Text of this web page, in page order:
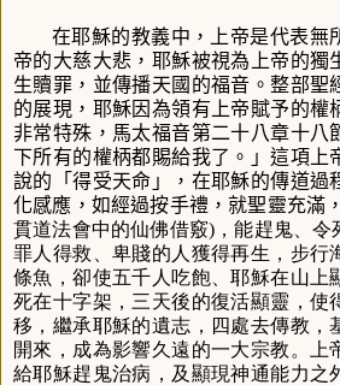
在耶穌的教義中，上帝是代表無
帝的大慈大悲，耶穌被視為上帝的獨
生贖罪，並傳播天國的福音。整部聖
的展現，耶穌因為領有上帝賦予的權
非常特殊，馬太福音第二十八章十八
下所有的權柄都賜給我了。」這項上
說的「得受天命」，在耶穌的傳道過
化感應，如經過按手禮，就聖靈充滿
貫道法會中的仙佛借竅)，能趕鬼、令
罪人得救、卑賤的人獲得再生，步行
條魚，卻使五千人吃飽、耶穌在山上
死在十字架，三天後的復活顯靈，使
移，繼承耶穌的遺志，四處去傳教，
開來，成為影響久遠的一大宗教。上
給耶穌趕鬼治病，及顯現神通能力之